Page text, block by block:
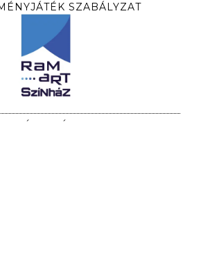
SZABÁLYZAT
HÍRLEVÉL